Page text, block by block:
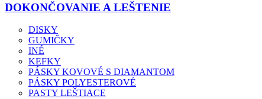
DOKONČOVANIE A LEŠTENIE
DISKY
GUMIČKY
INÉ
KEFKY
PÁSKY KOVOVÉ S DIAMANTOM
PÁSKY POLYESTEROVÉ
PASTY LEŠTIACE